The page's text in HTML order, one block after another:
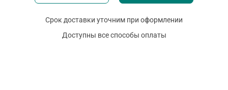
Срок доставки уточним при оформлении
Доступны все способы оплаты